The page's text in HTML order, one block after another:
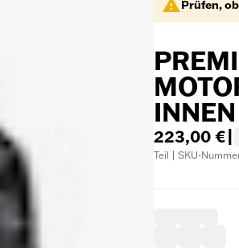
Prüfen,
INNEN
223,00 €
Teil | SKU-